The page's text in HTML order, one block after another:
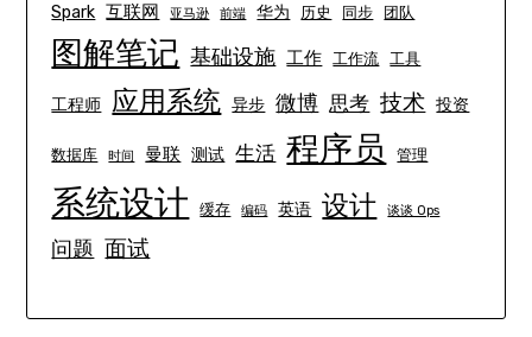
Spark 互联网 亚马逊 前端 华为 历史 同步 团队
图解笔记 基础设施 工作 工作流 工具
工程师 应用系统 异步 微博 思考 技术 投资
数据库 时间 曼联 测试 生活 程序员 管理
系统设计 缓存 编码 英语 设计 谈谈 Ops
问题 面试